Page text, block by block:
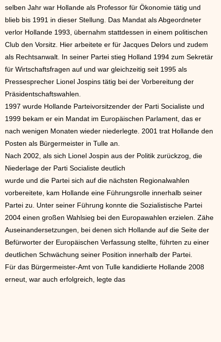
selben Jahr war Hollande als Professor für Ökonomie tätig und
blieb bis 1991 in dieser Stellung. Das Mandat als Abgeordneter
verlor Hollande 1993, übernahm stattdessen in einem politischen
Club den Vorsitz. Hier arbeitete er für Jacques Delors und zudem
als Rechtsanwalt. In seiner Partei stieg Holland 1994 zum Sekretär
für Wirtschaftsfragen auf und war gleichzeitig seit 1995 als
Pressesprecher Lionel Jospins tätig bei der Vorbereitung der
Präsidentschaftswahlen.
1997 wurde Hollande Parteivorsitzender der Parti Socialiste und
1999 bekam er ein Mandat im Europäischen Parlament, das er
nach wenigen Monaten wieder niederlegte. 2001 trat Hollande den
Posten als Bürgermeister in Tulle an.
Nach 2002, als sich Lionel Jospin aus der Politik zurückzog, die
Niederlage der Parti Socialiste deutlich
wurde und die Partei sich auf die nächsten Regionalwahlen
vorbereitete, kam Hollande eine Führungsrolle innerhalb seiner
Partei zu. Unter seiner Führung konnte die Sozialistische Partei
2004 einen großen Wahlsieg bei den Europawahlen erzielen. Zähe
Auseinandersetzungen, bei denen sich Hollande auf die Seite der
Befürworter der Europäischen Verfassung stellte, führten zu einer
deutlichen Schwächung seiner Position innerhalb der Partei.
Für das Bürgermeister-Amt von Tulle kandidierte Hollande 2008
erneut, war auch erfolgreich, legte das